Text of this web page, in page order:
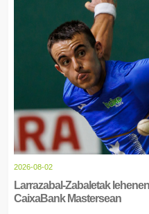
2026-08-02
Larrazabal-Zabaletak
CaixaBank Mastersean